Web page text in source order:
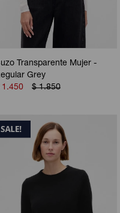
Transparente Mujer -
Grey
1.450 $ 1.850